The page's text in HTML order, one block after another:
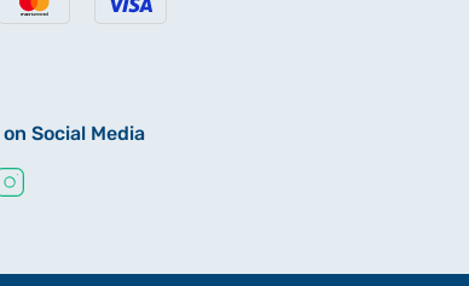
Social Media